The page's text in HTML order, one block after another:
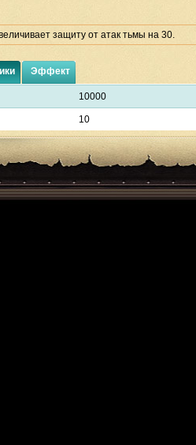
защиту от атак тьмы на 30.
Эффект
10000
10